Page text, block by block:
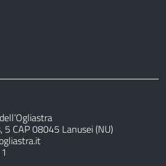
5 CAP 08045 Lanusei (NU)